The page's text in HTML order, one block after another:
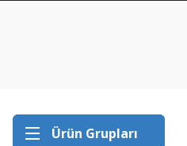
Ürün Grupları